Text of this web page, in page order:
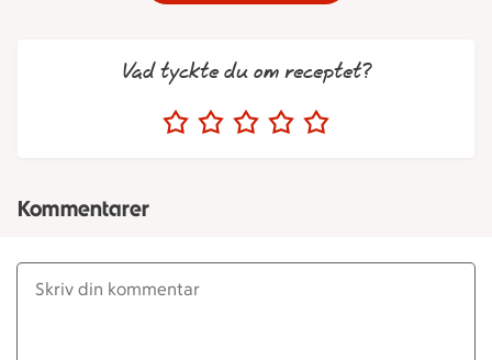
Vad tyckte du om receptet?
Kommentarer